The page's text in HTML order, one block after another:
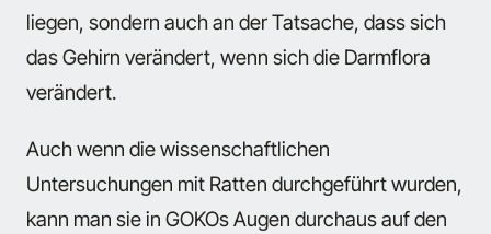
liegen, sondern auch an der Tatsache, dass sich
das Gehirn verändert, wenn sich die Darmflora
verändert.
Auch wenn die wissenschaftlichen
Untersuchungen mit Ratten durchgeführt wurden,
kann man sie in GOKOs Augen durchaus auf den